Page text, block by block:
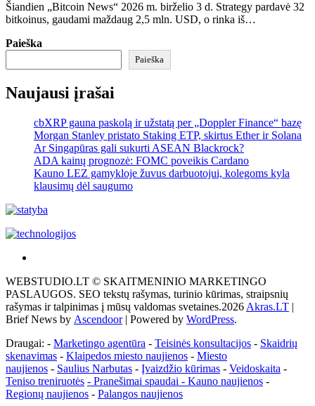
Šiandien „Bitcoin News“ 2026 m. birželio 3 d. Strategy pardavė 32
bitkoinus, gaudami maždaug 2,5 mln. USD, o rinka iš…
Paieška
Paieška
Naujausi įrašai
cbXRP gauna paskolą ir užstatą per „Doppler Finance“ bazę
Morgan Stanley pristato Staking ETP, skirtus Ether ir Solana
Ar Singapūras gali sukurti ASEAN Blackrock?
ADA kainų prognozė: FOMC poveikis Cardano
Kauno LEZ gamykloje žuvus darbuotojui, kolegoms kyla
klausimų dėl saugumo
tai
žemės
ploto
matavimo
Pagrindinis
WEBSTUDIO.LT © SKAITMENINIO MARKETINGO
PASLAUGOS. SEO tekstų rašymas, turinio kūrimas, straipsnių
rašymas ir talpinimas į mūsų valdomas svetaines.2026 Akras.LT |
Brief News by Ascendoor| Powered by WordPress.
Draugai: - Marketingo agentūra - Teisinės konsultacijos - Skaidrių
skenavimas - Klaipedos miesto naujienos - Miesto
naujienos - Saulius Narbutas - Įvaizdžio kūrimas - Veidoskaita -
Teniso treniruotės - Pranešimai spaudai - Kauno naujienos -
Regionų naujienos - Palangos naujienos